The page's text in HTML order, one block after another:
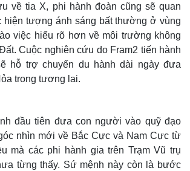
Multimedia
Infographic
về tia X, phi hành đoàn cũng sẽ quan
hiện tượng ánh sáng bất thường ở vùng
việc hiểu rõ hơn về môi trường không
Cuộc nghiên cứu do Fram2 tiến hành
hỗ trợ chuyến du hành dài ngày đưa
trong tương lai.
đầu tiên đưa con người vào quỹ đạo
nhìn mới về Bắc Cực và Nam Cực từ
mà các phi hành gia trên Trạm Vũ trụ
từng thấy. Sứ mệnh này còn là bước